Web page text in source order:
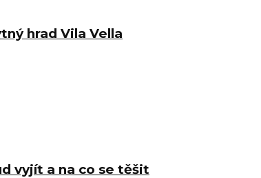
hrad Vila Vella
vyjít a na co se těšit